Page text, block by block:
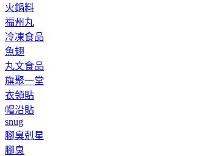
火鍋料
福州丸
冷凍食品
魚翅
丸文食品
旗聚一堂
衣領貼
帽沿貼
snug
腳臭剋星
腳臭